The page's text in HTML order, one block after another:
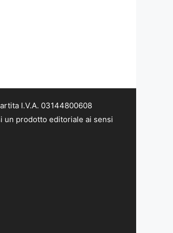
I.V.A. 03144800608
un prodotto editoriale ai sensi